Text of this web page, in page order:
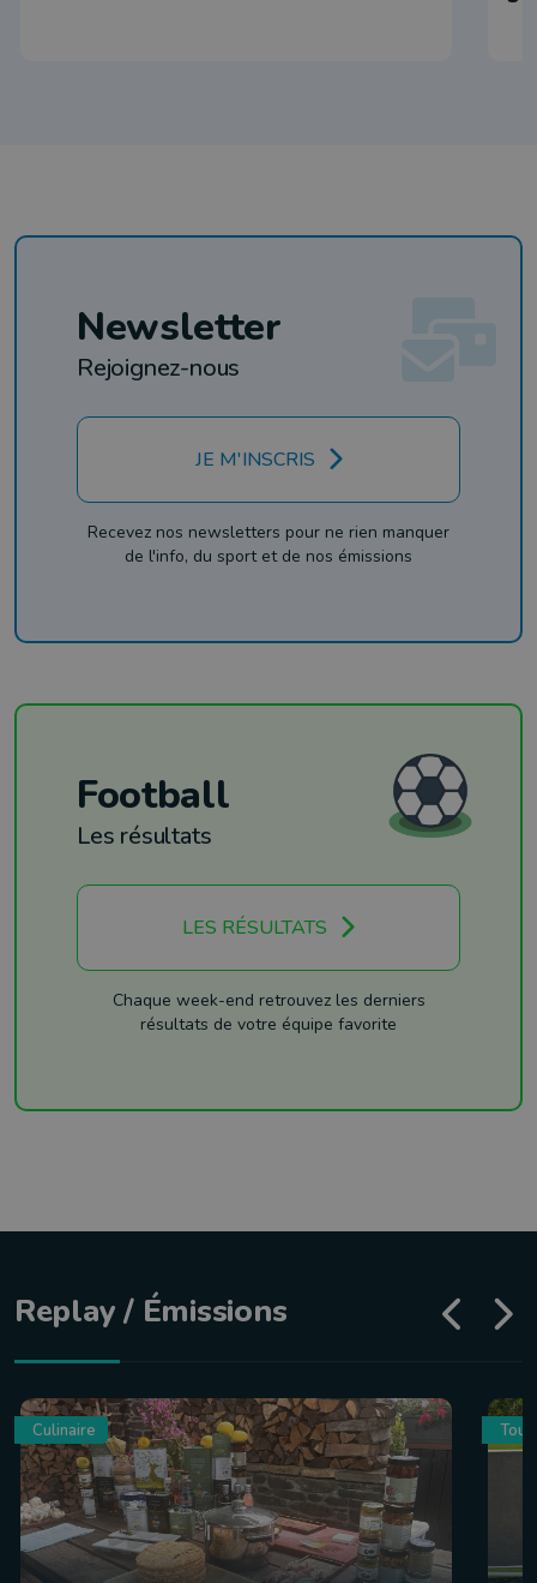
Newsletter
Rejoignez-nous
JE M'INSCRIS
Recevez nos newsletters pour ne rien manquer
de l'info, du sport et de nos émissions
Football
Les résultats
LES RÉSULTATS
Chaque week-end retrouvez les derniers
résultats de votre équipe favorite
Replay / Émissions
Culinaire